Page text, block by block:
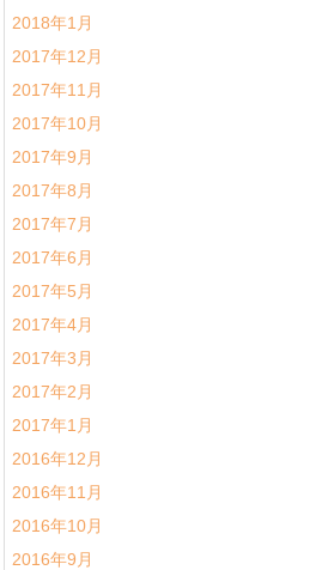
2018年1月
2017年12月
2017年11月
2017年10月
2017年9月
2017年8月
2017年7月
2017年6月
2017年5月
2017年4月
2017年3月
2017年2月
2017年1月
2016年12月
2016年11月
2016年10月
2016年9月